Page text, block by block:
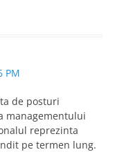
PM
de posturi
managementului
reprezinta
pe termen lung.